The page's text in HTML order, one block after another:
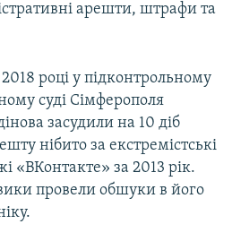
арешти, штрафи та
році у підконтрольному
суді Сімферополя
засудили на 10 діб
нібито за екстремістські
«ВКонтакте» за 2013 рік.
провели обшуки в його